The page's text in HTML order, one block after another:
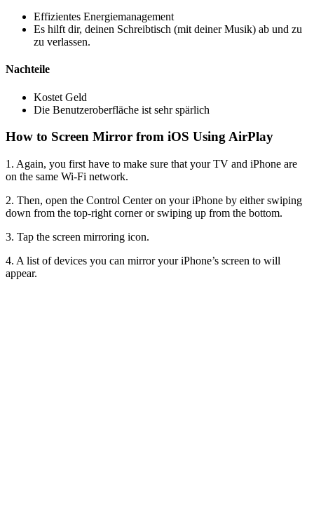
Effizientes Energiemanagement
Es hilft dir, deinen Schreibtisch (mit deiner Musik) ab und zu
zu verlassen.
Nachteile
Kostet Geld
Die Benutzeroberfläche ist sehr spärlich
How to Screen Mirror from iOS Using AirPlay
1. Again, you first have to make sure that your TV and iPhone are
on the same Wi-Fi network.
2. Then, open the Control Center on your iPhone by either swiping
down from the top-right corner or swiping up from the bottom.
3. Tap the screen mirroring icon.
4. A list of devices you can mirror your iPhone’s screen to will
appear.